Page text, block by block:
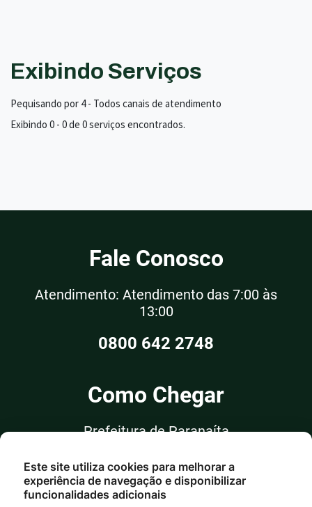
Exibindo Serviços
Pequisando por 4 - Todos canais de atendimento
Exibindo 0 - 0 de 0 serviços encontrados.
Fale Conosco
Atendimento: Atendimento das 7:00 às
13:00
0800 642 2748
Como Chegar
Prefeitura de Paranaíta
Rua Alceu Rossi, nº 351, Sala 03
Centro - Paranaíta/MT
Este site utiliza cookies para melhorar a
experiência de navegação e disponibilizar
funcionalidades adicionais